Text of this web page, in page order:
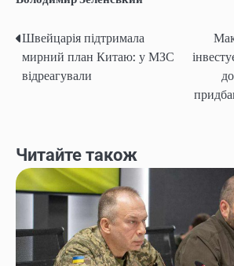
Навігація
записів
Швейцарія підтримала
мирний план Китаю: у МЗС
відреагували
Читайте також